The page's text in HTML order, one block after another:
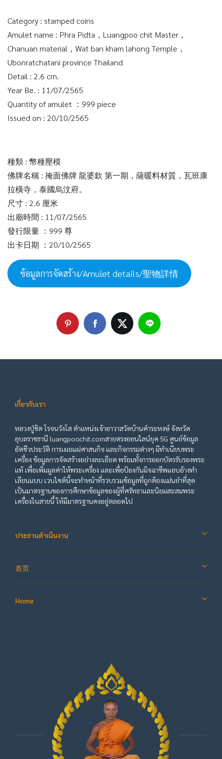
Category : stamped coins
Amulet name : Phra Pidta，Luangpoo chit Master，
Chanuan material，Wat ban kham lahong Temple，
Ubonratchatani province Thailand
Detail : 2.6 cm.
Year Be. : 11/07/2565
Quantity of amulet ：999 piece
Issued on : 20/10/2565
種類 : 幣種壓模
佛牌名稱 : 掩面佛牌 龍婆欽 第一期，薩暖料材質，瓦班康
拉橫寺，泰國烏汶府。
尺寸 : 2.6 厘米
出廟時間 : 11/07/2565
發行限量 ：999 尊
出卡日期 ：20/10/2565
ข้อมูลการจัดสร้าง/Amulet details/聖物詳情
เกี่ยวกับเรา
หลวงปู่ชิต โรจนวังโส ตำแหน่งเจ้าอาวาสวัดบ้านคำระหงษ์ จังหวัด
อุบลราชธานี luangpoochit.comสายตรงออนไลน์ยุค 5G ศูนย์ข้อมูล
อัตชีวประวัติ การเผยแผ่ศาสนกิจ และกิจกรรมต่างๆ มีทำเนียบพระ
เครื่อง ข้อมูลการจัดสร้างอย่างละเอียด พร้อมทั้งการออกบัตรรับรองพระ
แท้ เพื่อเพิ่มมูลค่าให้พระเครื่อง และเพื่อป้องกันมิจฉาชีพแอบอ้างทำ
เลียนแบบ เวบไซต์นี้จะทำหน้าที่รวบรวมข้อมูลที่ถูกต้องแม่นยำที่สุด
เป็นมาตรฐานของการศึกษาข้อมูลของผู้ที่ศรัทธาและนิยมสะสมพระ
เครื่องในสายนี้ ให้มีมาตรฐานคงอยู่ตลอดไป
ประธานดำเนินงาน
首页
Home